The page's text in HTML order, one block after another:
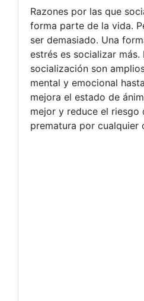
Razones por las que
forma parte de la vida.
ser demasiado. Una
estrés es socializar
socialización son
mental y emocional
mejora el estado de
mejor y reduce el riesgo
prematura por cualquier